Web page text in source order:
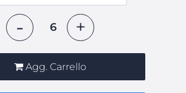
Agg. Carrello